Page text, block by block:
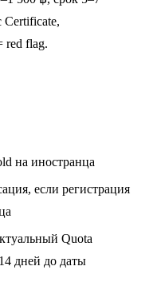
red flag.
на иностранца
если регистрация
Quota
дней до даты